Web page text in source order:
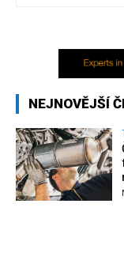
NEJNOVĚJŠÍ